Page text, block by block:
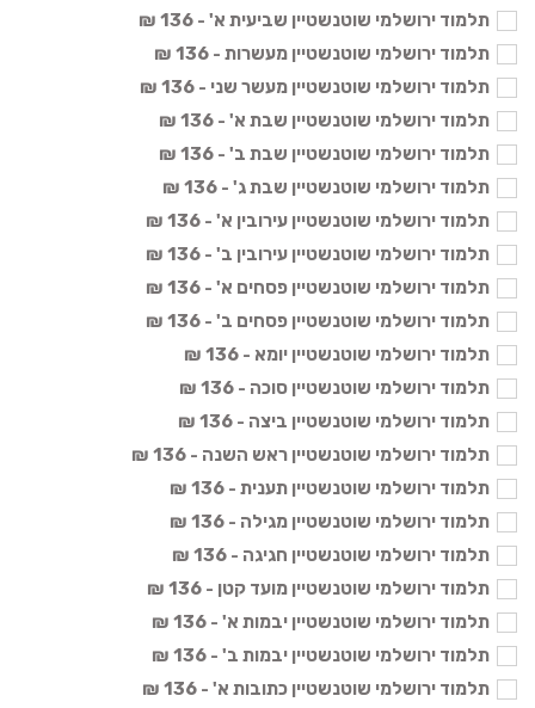
תלמוד ירושלמי שוטנשטיין שביעית א' - 136 ₪
תלמוד ירושלמי שוטנשטיין מעשרות - 136 ₪
תלמוד ירושלמי שוטנשטיין מעשר שני - 136 ₪
תלמוד ירושלמי שוטנשטיין שבת א' - 136 ₪
תלמוד ירושלמי שוטנשטיין שבת ב' - 136 ₪
תלמוד ירושלמי שוטנשטיין שבת ג' - 136 ₪
תלמוד ירושלמי שוטנשטיין עירובין א' - 136 ₪
תלמוד ירושלמי שוטנשטיין עירובין ב' - 136 ₪
תלמוד ירושלמי שוטנשטיין פסחים א' - 136 ₪
תלמוד ירושלמי שוטנשטיין פסחים ב' - 136 ₪
תלמוד ירושלמי שוטנשטיין יומא - 136 ₪
תלמוד ירושלמי שוטנשטיין סוכה - 136 ₪
תלמוד ירושלמי שוטנשטיין ביצה - 136 ₪
תלמוד ירושלמי שוטנשטיין ראש השנה - 136 ₪
תלמוד ירושלמי שוטנשטיין תענית - 136 ₪
תלמוד ירושלמי שוטנשטיין מגילה - 136 ₪
תלמוד ירושלמי שוטנשטיין חגיגה - 136 ₪
תלמוד ירושלמי שוטנשטיין מועד קטן - 136 ₪
תלמוד ירושלמי שוטנשטיין יבמות א' - 136 ₪
תלמוד ירושלמי שוטנשטיין יבמות ב' - 136 ₪
תלמוד ירושלמי שוטנשטיין כתובות א' - 136 ₪